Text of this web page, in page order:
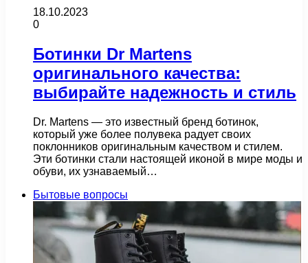
18.10.2023
0
Ботинки Dr Martens
оригинального качества:
выбирайте надежность и стиль
Dr. Martens — это известный бренд ботинок,
который уже более полувека радует своих
поклонников оригинальным качеством и стилем.
Эти ботинки стали настоящей иконой в мире моды и
обуви, их узнаваемый…
Бытовые вопросы